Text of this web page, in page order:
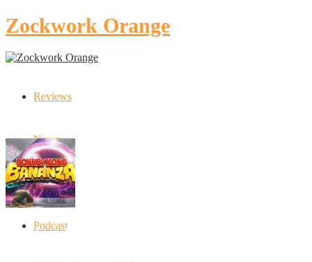
Zockwork Orange
Reviews
News
Artikel
Podcast
Donkey Kong Bananza: “Ich mache alles